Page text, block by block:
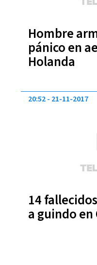
Hombre
pánico en
Holanda
14
a guindo
20:52 21-11-2017